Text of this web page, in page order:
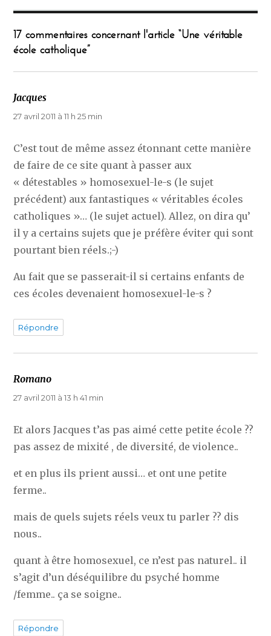
17 commentaires concernant l'article “Une véritable
école catholique”
Jacques
27 avril 2011 à 11 h 25 min
C’est tout de même assez étonnant cette manière
de faire de ce site quant à passer aux
« détestables » homosexuel-le-s (le sujet
précédent) aux fantastiques « véritables écoles
catholiques »… (le sujet actuel). Allez, on dira qu’
il y a certains sujets que je préfère éviter qui sont
pourtant bien réels.;-)
Au fait que se passerait-il si certains enfants de
ces écoles devenaient homosexuel-le-s ?
Répondre
Romano
27 avril 2011 à 13 h 41 min
Et alors Jacques t’as pas aimé cette petite école ??
pas assez de mixité , de diversité, de violence..
et en plus ils prient aussi… et ont une petite
ferme..
mais de quels sujets réels veux tu parler ?? dis
nous..
quant à être homosexuel, ce n’est pas naturel.. il
s’agit d’un déséquilibre du psyché homme
/femme.. ça se soigne..
Répondre